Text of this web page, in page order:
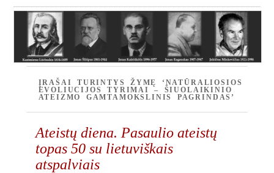
ĮRAŠAI TURINTYS ŽYMĘ ‘NATŪRALIOSIOS
EVOLIUCIJOS TYRIMAI – ŠIUOLAIKINIO
ATEIZMO GAMTAMOKSLINIS PAGRINDAS’
Ateistų diena. Pasaulio ateistų
topas 50 su lietuviškais
atspalviais